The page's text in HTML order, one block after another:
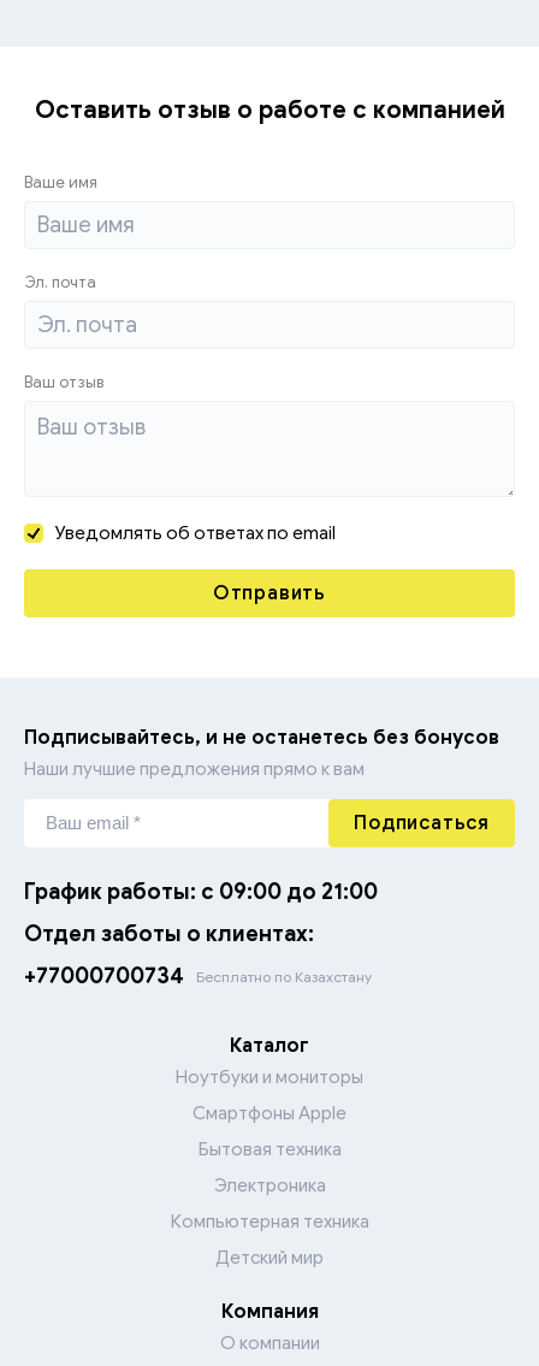
Оставить отзыв о работе с компанией
Ваше имя
Эл. почта
Ваш отзыв
Уведомлять об ответах по email
Отправить
Подписывайтесь, и не останетесь без бонусов
Наши лучшие предложения прямо к вам
Подписаться
График работы: с 09:00 до 21:00
Отдел заботы о клиентах:
+77000700734
Бесплатно по Казахстану
Каталог
Ноутбуки и мониторы
Смартфоны Apple
Бытовая техника
Электроника
Компьютерная техника
Детский мир
Компания
О компании